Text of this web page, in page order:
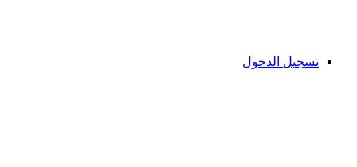
تسجيل الدخول